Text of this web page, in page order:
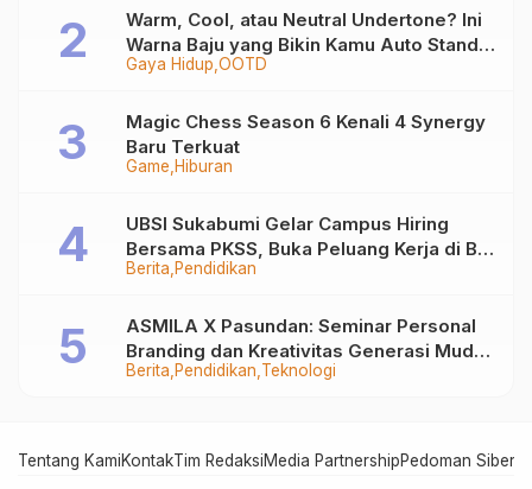
Gaya Hidup OOTD
Warm, Cool, atau Neutral Undertone? Ini
Warna Baju yang Bikin Kamu Auto Stand
Out
Game Hiburan
Magic Chess Season 6 Kenali 4 Synergy
Baru Terkuat
Berita Pendidikan
UBSI Sukabumi Gelar Campus Hiring
Bersama PKSS, Buka Peluang Kerja di BRI
Group
Berita Pendidikan Teknologi
ASMILA X Pasundan: Seminar Personal
Branding dan Kreativitas Generasi Muda
Bersama SDKF
Tentang KamiKontakTim RedaksiMedia PartnershipPedoman Siber